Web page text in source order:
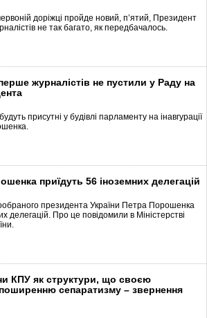
доріжці пройде новий, п’ятий, Президент
не так багато, як передбачалось.
журналістів не пустили у Раду на
присутні у будівлі парламенту на інавгурації
приїдуть 56 іноземних делегацій
президента України Петра Порошенка
делегацій. Про це повідомили в Міністерстві
КПУ як структури, що своєю
сепаратизму – звернення